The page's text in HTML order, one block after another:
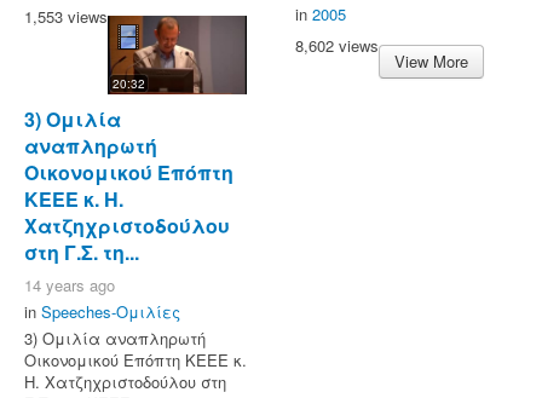
1,553 views
20:32
3) Ομιλία
αναπληρωτή
Οικονομικού Επόπτη
ΚΕΕΕ κ. Η.
Χατζηχριστοδούλου
στη Γ.Σ. τη...
14 years ago
in Speeches-Ομιλίες
3) Ομιλία αναπληρωτή
Οικονομικού Επόπτη ΚΕΕΕ κ.
Η. Χατζηχριστοδούλου στη
in 2005
8,602 views
View More